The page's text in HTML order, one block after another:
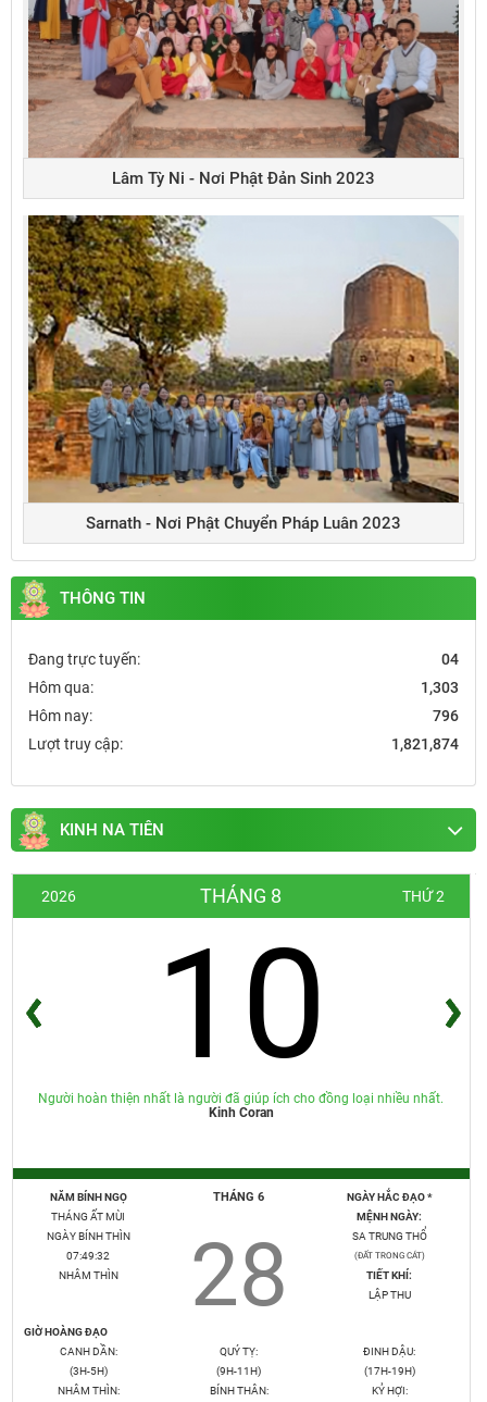
Lâm Tỳ Ni - Nơi Phật Đản Sinh 2023
Sarnath - Nơi Phật Chuyển Pháp Luân 2023
THÔNG TIN
Đang trực tuyến:
04
Hôm qua:
1,303
Hôm nay:
796
Lượt truy cập:
1,821,874
KINH NA TIÊN
2026 THÁNG 8 THỨ 2
10
Người hoàn thiện nhất là người đã giúp ích cho đồng loại nhiều nhất.
Kinh Coran
NĂM BÍNH NGỌ
THÁNG ẤT MÙI
NGÀY BÍNH THÌN
07:49:33
NHÂM THÌN
THÁNG 6
28
NGÀY HẮC ĐẠO *
MỆNH NGÀY:
SA TRUNG THỔ
(ĐẤT TRONG CÁT)
TIẾT KHÍ:
LẬP THU
GIỜ HOÀNG ĐẠO
CANH DẦN:
(3H-5H)
NHÂM THÌN:
QUÝ TỴ:
(9H-11H)
BÍNH THÂN:
ĐINH DẬU:
(17H-19H)
KỶ HỢI: